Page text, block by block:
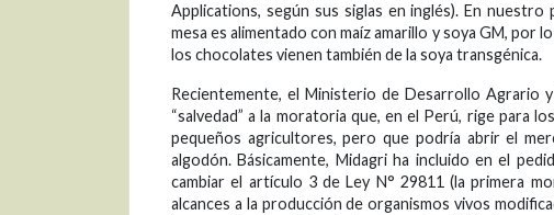
Applications, según sus siglas en inglés). En
mesa es alimentado con maíz amarillo y soya GM, por
los chocolates vienen también de la soya transgénica.
Recientemente, el Ministerio de Desarrollo Agrario
“salvedad” a la moratoria que, en el Perú, rige para
pequeños agricultores, pero que podría abrir el
algodón. Básicamente, Midagri ha incluido en el
cambiar el artículo 3 de Ley N° 29811 (la primera
alcances a la producción de organismos vivos